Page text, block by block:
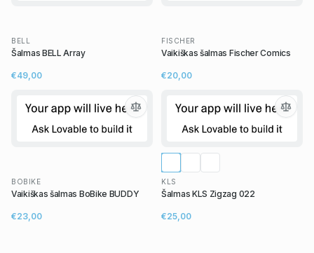
BELL
Šalmas BELL Array
€49,00
FISCHER
Vaikiškas šalmas Fischer Comics
€20,00
BOBIKE
Vaikiškas šalmas BoBike BUDDY
€23,00
KLS
Šalmas KLS Zigzag 022
€25,00